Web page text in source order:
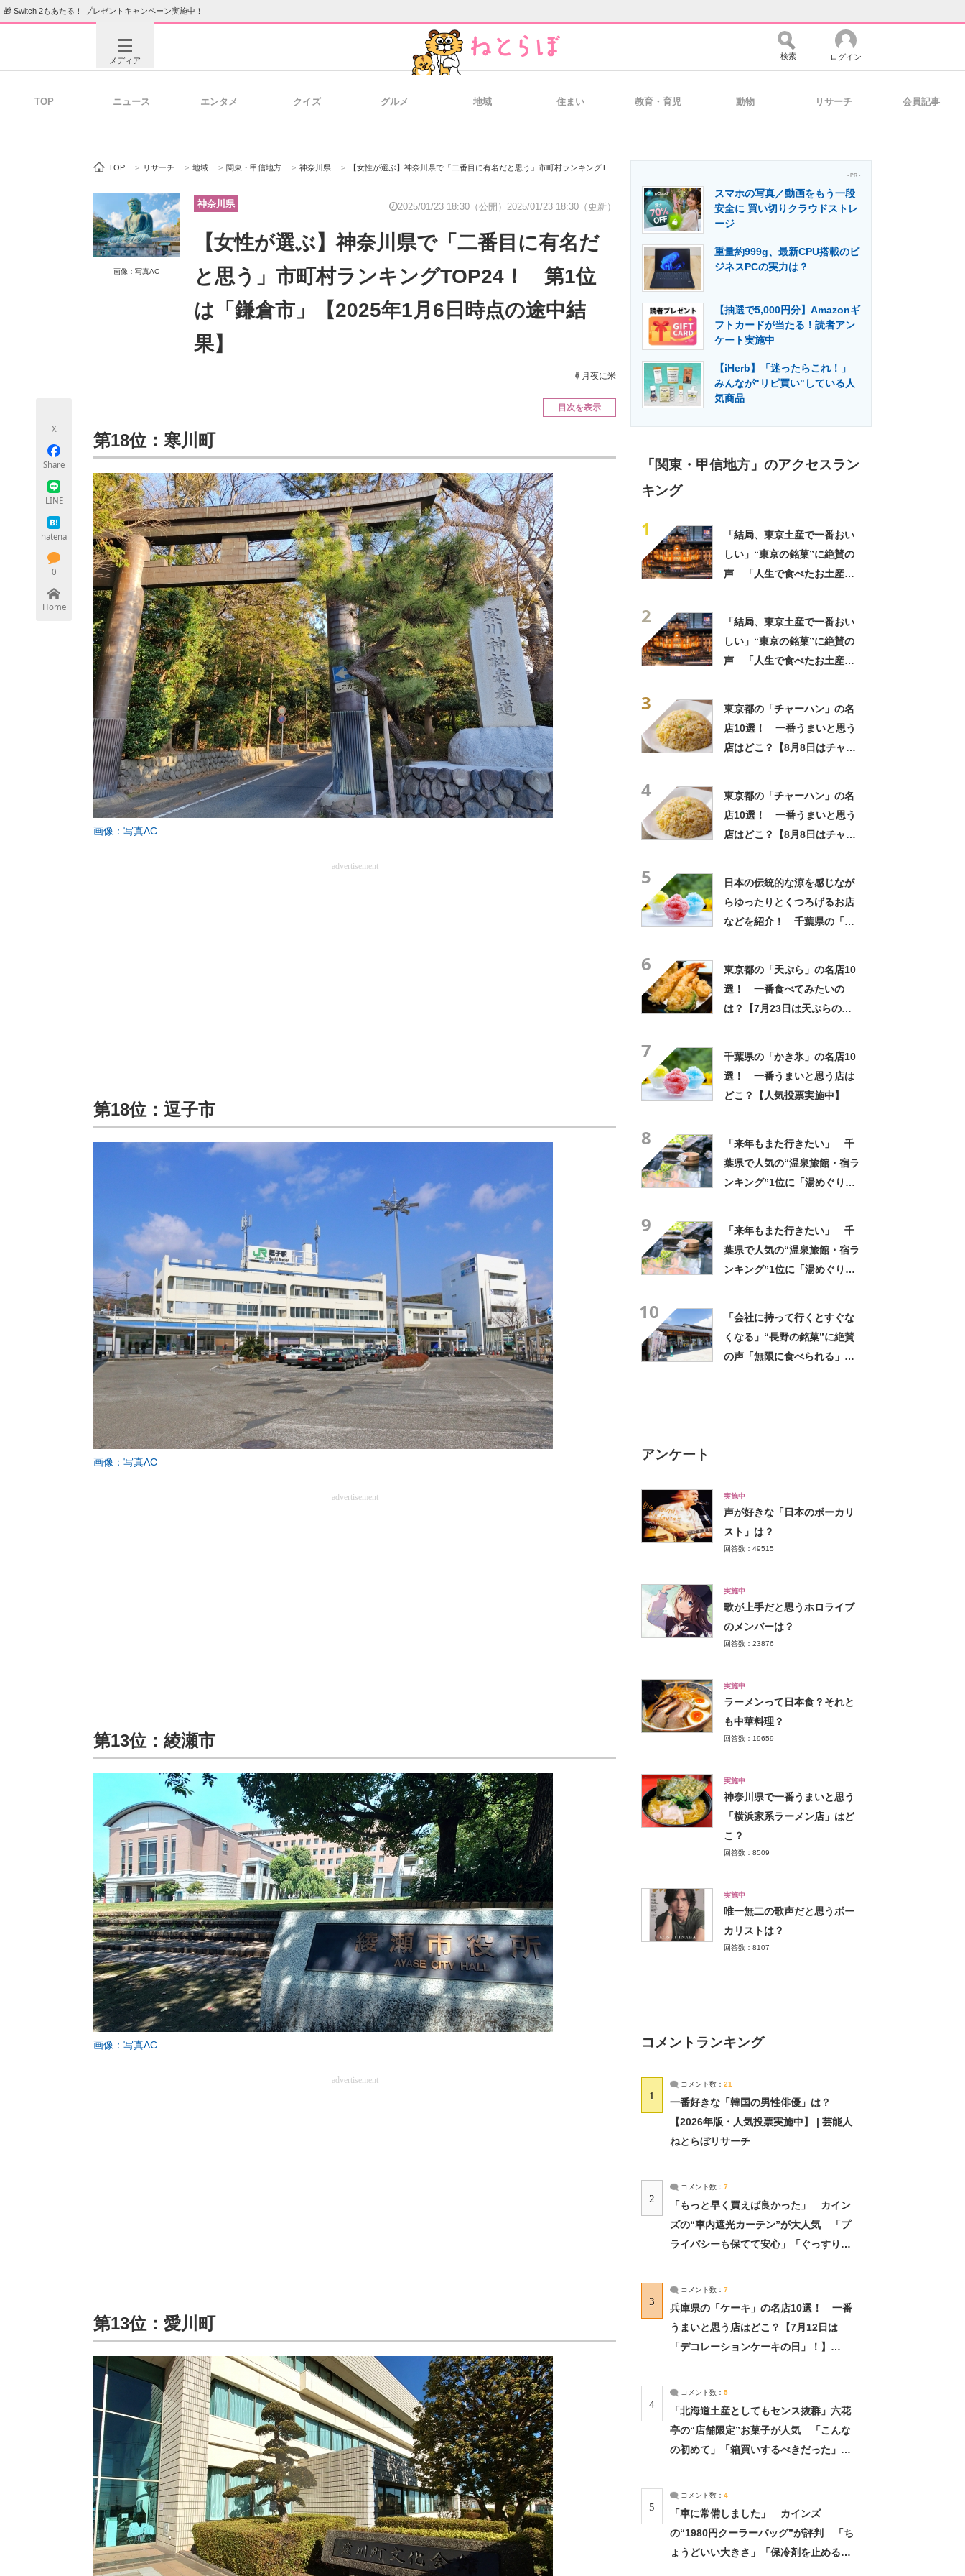
🎁 Switch 2もあたる！ プレゼントキャンペーン実施中！
メディア
ビジネスと働き方のヒント 経営リーダーのコミュニティ マーケ×ITの今がよく分かる
企業向けIT製品の総合サイト 製造業のIT導入・活用を支援
モノづくり技術者専門サイト エネルギーの専門メディア 建設×テクノロジーの最前線
検索 ログイン
TOP ニュース エンタメ クイズ グルメ 地域 住まい 教育・育児 動物 リサーチ 会員記事
TOP > リサーチ > 地域 > 関東・甲信地方 > 神奈川県 > 【女性が選ぶ】神奈川県で「二番目に有名だと思う」市町村ランキングTOP24！ 第1位は「鎌倉市」【2025年1月6日時点の途中結果】
画像：写真AC
神奈川県 2025/01/23 18:30（公開） 2025/01/23 18:30（更新）
【女性が選ぶ】神奈川県で「二番目に有名だ
と思う」市町村ランキングTOP24！ 第1位
は「鎌倉市」【2025年1月6日時点の途中結
果】
月夜に米
X
Share
LINE
hatena
0
Home
目次を表示
第18位：寒川町
画像：写真AC
advertisement
第18位：逗子市
画像：写真AC
advertisement
第13位：綾瀬市
画像：写真AC
advertisement
第13位：愛川町
- PR -
スマホの写真／動画をもう一段
安全に 買い切りクラウドストレ
ージ
重量約999g、最新CPU搭載のビ
ジネスPCの実力は？
【抽選で5,000円分】Amazonギ
フトカードが当たる！読者アン
ケート実施中
【iHerb】「迷ったらこれ！」
みんなが"リピ買い"している人
気商品
「関東・甲信地方」のアクセスラン
キング
1
「結局、東京土産で一番おい
しい」“東京の銘菓”に絶賛の
声 「人生で食べたお土産の
2
「結局、東京土産で一番おい
しい」“東京の銘菓”に絶賛の
声 「人生で食べたお土産の
3
東京都の「チャーハン」の名
店10選！ 一番うまいと思う
店はどこ？【8月8日はチャー
4
東京都の「チャーハン」の名
店10選！ 一番うまいと思う
店はどこ？【8月8日はチャー
5
日本の伝統的な涼を感じなが
らゆったりとくつろげるお店
などを紹介！ 千葉県の「か
6
東京都の「天ぷら」の名店10
選！ 一番食べてみたいの
は？【7月23日は天ぷらの
7
千葉県の「かき氷」の名店10
選！ 一番うまいと思う店は
どこ？【人気投票実施中】
8
「来年もまた行きたい」 千
葉県で人気の“温泉旅館・宿ラ
ンキング”1位に「湯めぐりで
9
「来年もまた行きたい」 千
葉県で人気の“温泉旅館・宿ラ
ンキング”1位に「湯めぐりで
10
「会社に持って行くとすぐな
くなる」“長野の銘菓”に絶賛
の声「無限に食べられる」
アンケート
実施中
声が好きな「日本のボーカリ
スト」は？
回答数：49515
実施中
歌が上手だと思うホロライブ
のメンバーは？
回答数：23876
実施中
ラーメンって日本食？それと
も中華料理？
回答数：19659
実施中
神奈川県で一番うまいと思う
「横浜家系ラーメン店」はど
こ？
回答数：8509
実施中
唯一無二の歌声だと思うボー
カリストは？
回答数：8107
コメントランキング
1
コメント数： 21
一番好きな「韓国の男性俳優」は？
【2026年版・人気投票実施中】 | 芸能人
ねとらぼリサーチ
2
コメント数： 7
「もっと早く買えば良かった」 カイン
ズの“車内遮光カーテン”が大人気 「プ
ライバシーも保てて安心」「ぐっすり眠
3
コメント数： 7
兵庫県の「ケーキ」の名店10選！ 一番
うまいと思う店はどこ？【7月12日は
「デコレーションケーキの日」！】
4
コメント数： 5
「北海道土産としてもセンス抜群」六花
亭の“店舗限定”お菓子が人気 「こんな
の初めて」「箱買いするべきだった」
5
コメント数： 4
「車に常備しました」 カインズ
の“1980円クーラーバッグ”が評判 「ち
ょうどいい大きさ」「保冷剤を止めるベ